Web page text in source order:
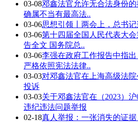
03-08邓鑫法官允许无合法身份
确属不当有最高法..
03-06思想引领丨两会上，总书
03-06第十四届全国人民代表大
告全文 国务院总..
03-06李强在政府工作报告中指出
严格依照宪法法律..
03-03对邓鑫法官在上海高级法
投诉
03-03关于邓鑫法官在（2023）
违纪违法问题举报
02-18真人举报：一张消失的证